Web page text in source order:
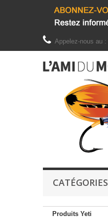
Appelez-nous au :
CATÉGORIES
Produits Yeti